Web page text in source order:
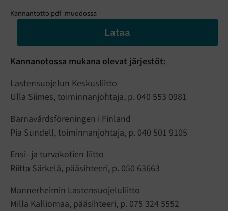
Kannantotto pdf- muodossa
Lataa
Kannanotossa mukana olevat järjestöt:
Lastensuojelun Keskusliitto
Ulla Siimes, toiminnanjohtaja, p. 040 553 0981
Barnavårdsföreningen i Finland
Pia Sundell, toiminnanjohtaja, p. 040 501 9105
Ensi- ja turvakotien liitto
Riitta Särkelä, pääsihteeri, p. 050 63663
Mannerheimin Lastensuojeluliitto
Milla Kalliomaa, pääsihteeri, p. 075 324 5552